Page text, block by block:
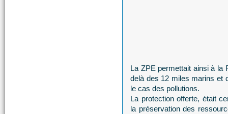
La ZPE permettait ainsi à la
delà des 12 miles marins et
le cas des pollutions.
La protection offerte, était
la préservation des